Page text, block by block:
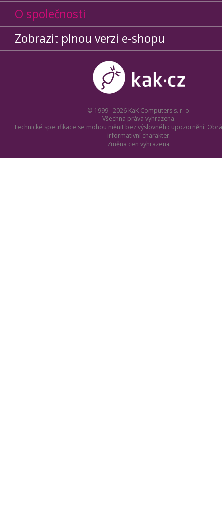
O společnosti
Zobrazit plnou verzi e-shopu
© 1999 - 2026 KaK Computers s. r. o.
Všechna práva vyhrazena.
Technické specifikace se mohou měnit bez výslovného upozornění.
informativní charakter.
Změna cen vyhrazena.